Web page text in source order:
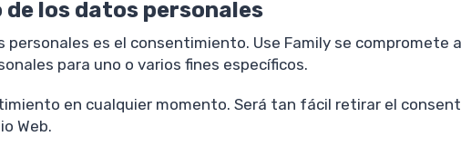
los datos personales
es el consentimiento. Use Family se compromete
para uno o varios fines específicos.
en cualquier momento. Será tan fácil retirar el
Web.